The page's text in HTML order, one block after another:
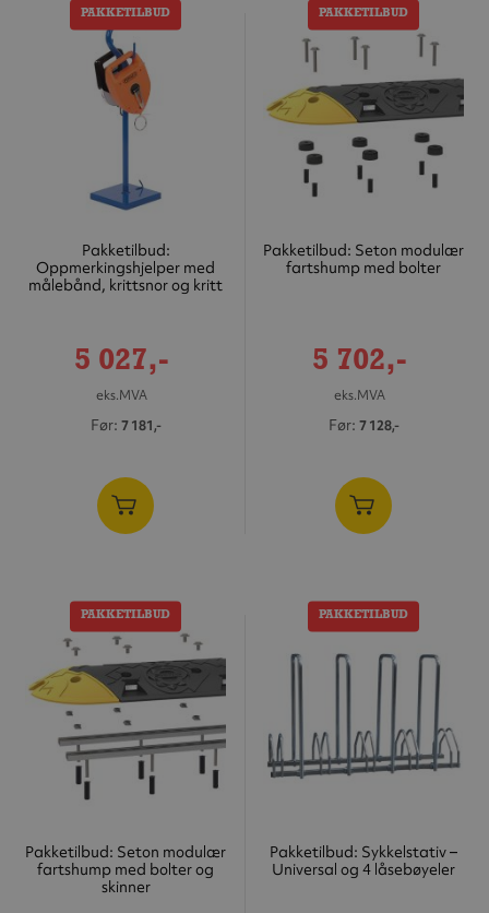
PAKKETILBUD
Pakketilbud:
Oppmerkingshjelper med
målebånd, krittsnor og kritt
Tilbudspris
5 027,-
eks.MVA
Før 7 181,-
PAKKETILBUD
Pakketilbud: Seton modulær
fartshump med bolter
Tilbudspris
5 702,-
eks.MVA
Før 7 128,-
PAKKETILBUD
Pakketilbud: Seton modulær
fartshump med bolter og
skinner
PAKKETILBUD
Pakketilbud: Sykkelstativ –
Universal og 4 låsebøyeler